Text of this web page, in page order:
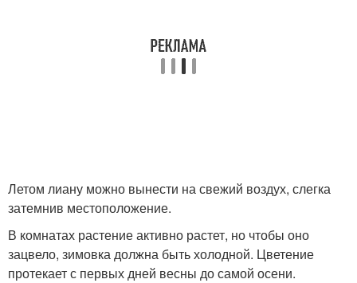
Летом лиану можно вынести на свежий воздух, слегка
затемнив местоположение.
В комнатах растение активно растет, но чтобы оно
зацвело, зимовка должна быть холодной. Цветение
протекает с первых дней весны до самой осени.